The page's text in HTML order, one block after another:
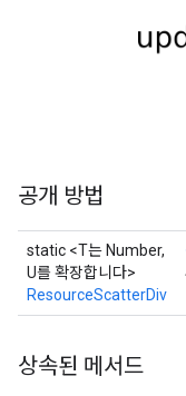
공개 방법
static <T는 Number,
U를 확장합니다>
ResourceScatterDiv
상속된 메서드